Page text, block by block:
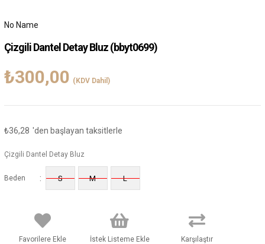
No Name
Çizgili Dantel Detay Bluz(bbyt0699)
₺300,00 (KDV Dahil)
₺36,28 'den başlayan taksitlerle
Çizgili Dantel Detay Bluz
Beden : S M L
Favorilere Ekle İstek Listeme Ekle Karşılaştır